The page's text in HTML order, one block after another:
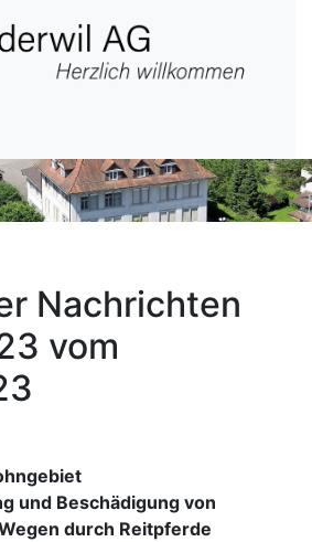
Nachrichten
vom
und Beschädigung von
durch Reitpferde